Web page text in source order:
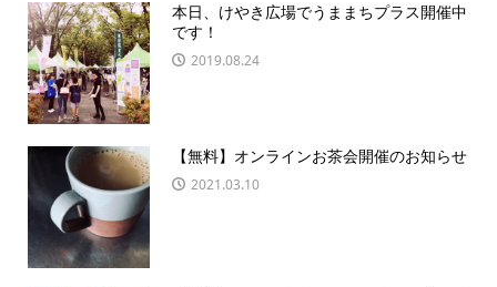
本日、けやき広場でうままちプラス開催中
です！
2019.08.24
【無料】オンラインお茶会開催のお知らせ
2021.03.10